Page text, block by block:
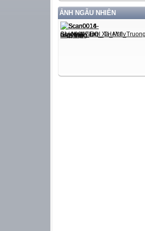
ẢNH NGẪU NHIÊN